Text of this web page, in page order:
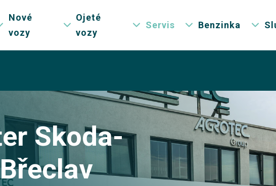
Nové
vozy
Ojeté
vozy
Servis Benzinka
Skoda-